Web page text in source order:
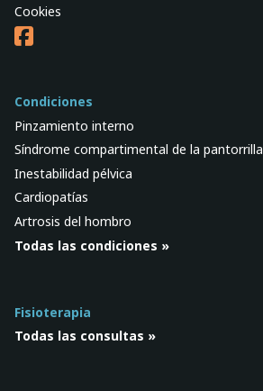
Cookies
Condiciones
Pinzamiento interno
Síndrome compartimental de la pantorrilla
Inestabilidad pélvica
Cardiopatías
Artrosis del hombro
Todas las condiciones »
Fisioterapia
Todas las consultas »